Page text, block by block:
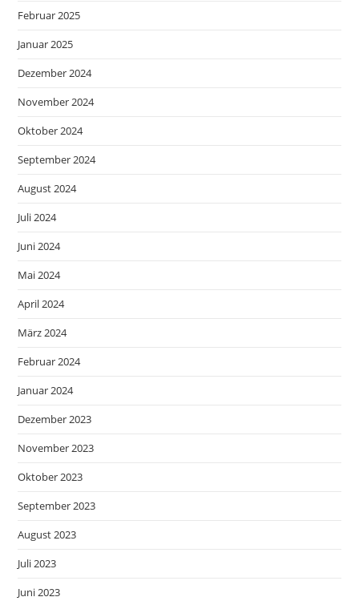
Februar 2025
Januar 2025
Dezember 2024
November 2024
Oktober 2024
September 2024
August 2024
Juli 2024
Juni 2024
Mai 2024
April 2024
März 2024
Februar 2024
Januar 2024
Dezember 2023
November 2023
Oktober 2023
September 2023
August 2023
Juli 2023
Juni 2023